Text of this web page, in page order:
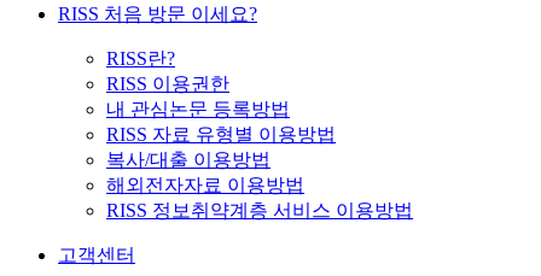
RISS 처음 방문 이세요?
RISS란?
RISS 이용권한
내 관심논문 등록방법
RISS 자료 유형별 이용방법
복사/대출 이용방법
해외전자자료 이용방법
RISS 정보취약계층 서비스 이용방법
고객센터